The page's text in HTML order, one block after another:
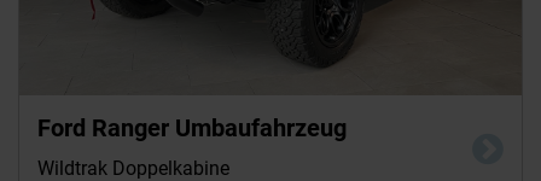
Ford Ranger Umbaufahrzeug
Wildtrak Doppelkabine